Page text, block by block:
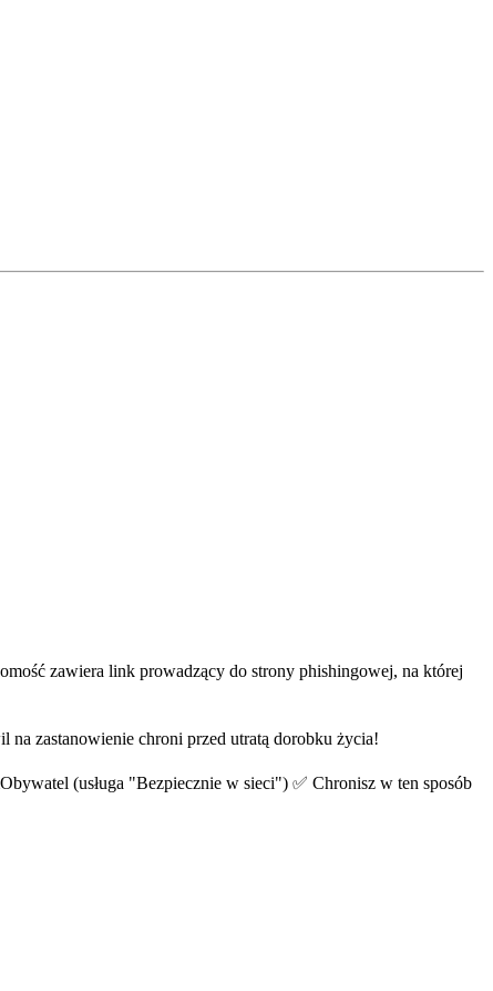
zawiera link prowadzący do strony phishingowej, na której
zastanowienie chroni przed utratą dorobku życia!
(usługa "Bezpiecznie w sieci") ✅️ Chronisz w ten sposób